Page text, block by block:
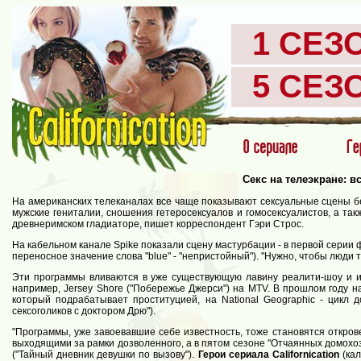
1
5
Секс на телеэкране:
На американских телеканалах все чаще показывают сексуальные сцены
мужские гениталии, сношения гетеросексуалов и гомосексуалистов, а
древнеримском гладиаторе, пишет корреспондент Гэри Строс.
На кабельном канале Spike показали сцену мастурбации - в первой
переносное значение слова "blue" - "непристойный"). "Нужно, чтобы люди
Эти программы вливаются в уже существующую лавину реалити-шоу и
например, Jersey Shore ("Побережье Джерси") на MTV. В прошлом году
который подрабатывает проституцией, на National Geographic -
сексоголиков с доктором Дрю").
"Программы, уже завоевавшие себе известность, тоже становятся
выходящими за рамки дозволенного, а в пятом сезоне "Отчаянных
("Тайный дневник девушки по вызову"). Герои сериала Californication